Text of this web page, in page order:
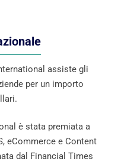
assiste gli
per un importo
è stata premiata a
eCommerce e Content
dal Financial Times